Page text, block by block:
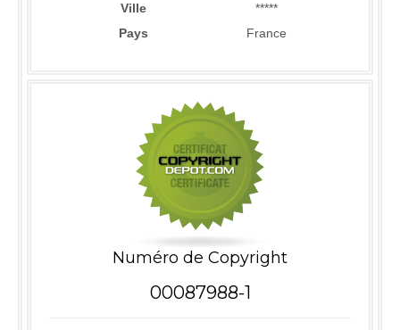
Ville
*****
Pays
France
Numéro de Copyright
00087988-1